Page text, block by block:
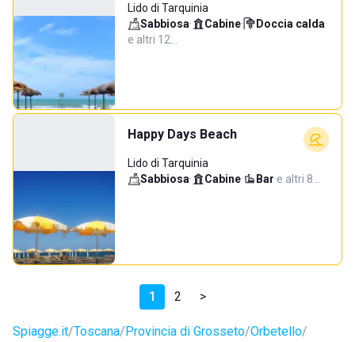
Lido di Tarquinia
Sabbiosa· Cabine· Doccia calda·
e altri 12…
Happy Days Beach
Lido di Tarquinia
Sabbiosa· Cabine· Bar·e altri 8…
1 2 >
Spiagge.it Toscana Provincia di Grosseto Orbetello